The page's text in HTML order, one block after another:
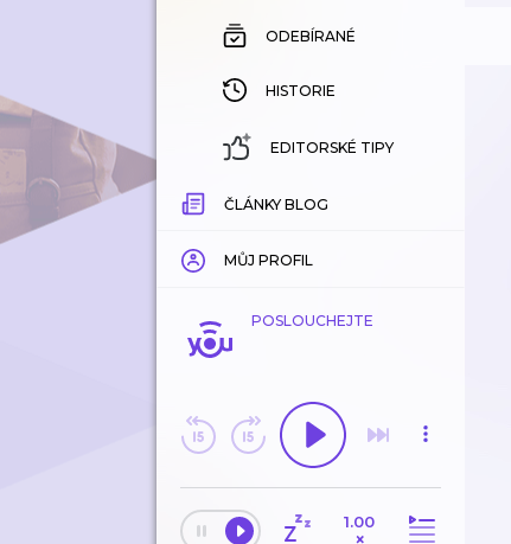
ODEBÍRANÉ
HISTORIE
EDITORSKÉ TIPY
ČLÁNKY BLOG
MŮJ PROFIL
POSLOUCHEJTE
1.00